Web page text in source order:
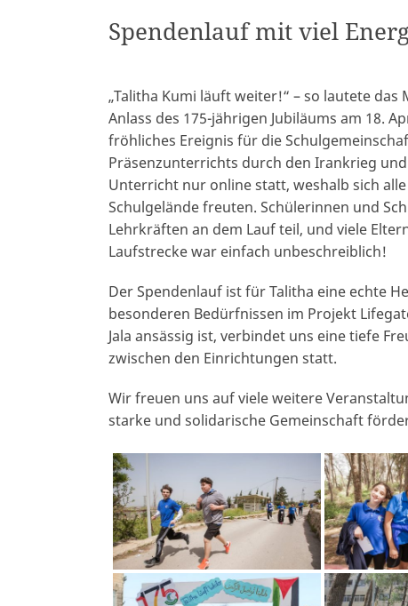
Spendenlauf mit viel
„Talitha Kumi läuft weiter!“ – so lautete
Anlass des 175-jährigen Jubiläums am 18.
fröhliches Ereignis für die
Präsenzunterrichts durch den Irankrieg
Unterricht nur online statt, weshalb sich
Schulgelände freuten. Schülerinnen und
Lehrkräften an dem Lauf teil, und viele
Laufstrecke war einfach unbeschreiblich!
Der Spendenlauf ist für Talitha eine echte
besonderen Bedürfnissen im Projekt
Jala ansässig ist, verbindet uns eine tiefe
zwischen den Einrichtungen statt.
Wir freuen uns auf viele weitere
starke und solidarische Gemeinschaft